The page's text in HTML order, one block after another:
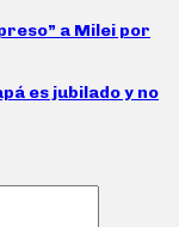
a Milei por
es jubilado y no